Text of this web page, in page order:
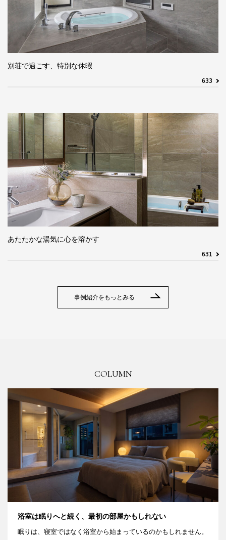
別荘で過ごす、特別な休暇
633
あたたかな湯気に心を溶かす
631
事例紹介をもっとみる
COLUMN
浴室は眠りへと続く、最初の部屋かもしれない
眠りは、寝室ではなく浴室から始まっているのかもしれません。